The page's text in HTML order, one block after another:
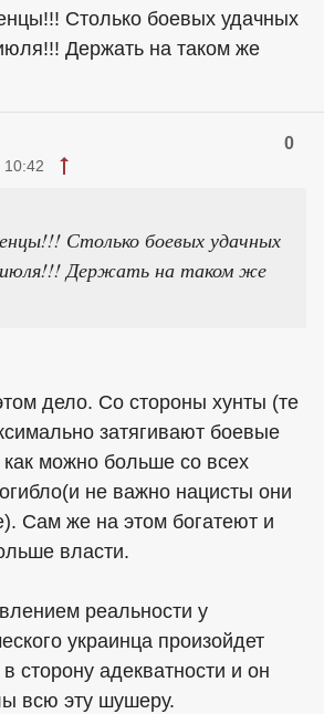
Столько боевых удачных
Держать на таком же
0
Столько боевых удачных
июля!!! Держать на таком же
дело. Со стороны хунты (те
затягивают боевые
можно больше со всех
не важно нацисты они
Сам же на этом богатеют и
власти.
реальности у
украинца произойдет
сторону адекватности и он
всю эту шушеру.